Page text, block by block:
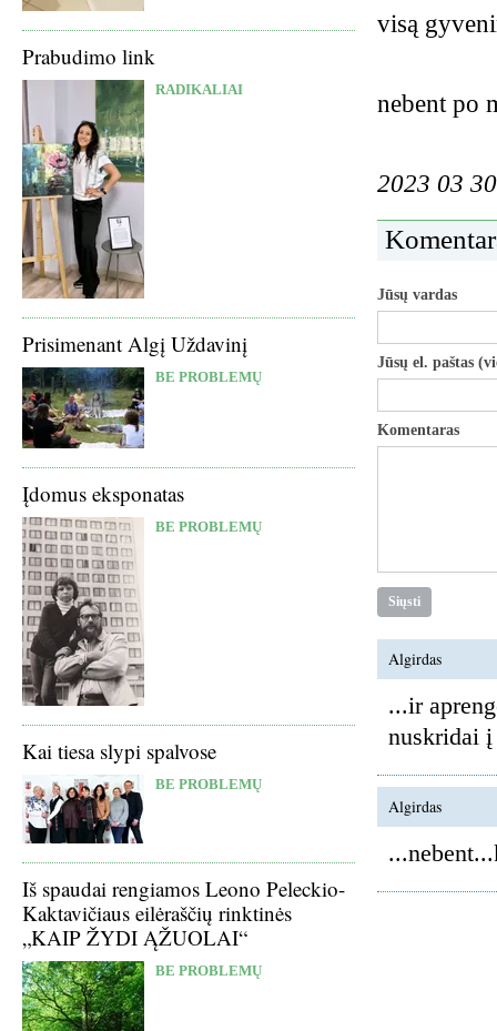
Prabudimo link
RADIKALIAI
Prisimenant Algį Uždavinį
BE PROBLEMŲ
Įdomus eksponatas
BE PROBLEMŲ
Kai tiesa slypi spalvose
BE PROBLEMŲ
Iš spaudai rengiamos Leono Peleckio-
Kaktavičiaus eilėraščių rinktinės
„KAIP ŽYDI ĄŽUOLAI“
BE PROBLEMŲ
visą
nebent po
2023 03 30
Jūsų vardas
Jūsų el. paštas
Komentaras
Algirdas
...ir
nuskridai
Algirdas